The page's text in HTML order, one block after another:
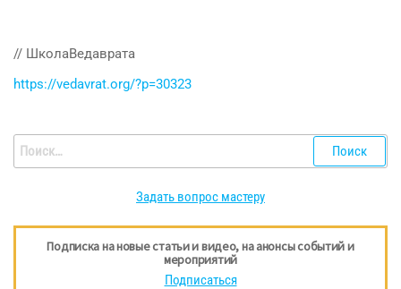
// ШколаВедаврата
https://vedavrat.org/?p=30323
Найти:
Задать вопрос мастеру
Подписка на новые статьи и видео, на анонсы событий и
мероприятий
Подписаться